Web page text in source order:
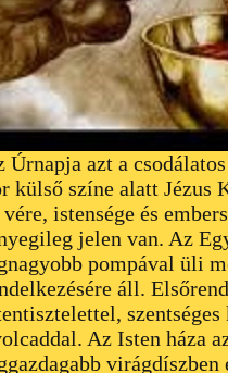
Úrnapja azt a
külső színe alatt Jézus
vére, istensége és
jelen van. Az
pompával üli
áll.
Az Isten háza